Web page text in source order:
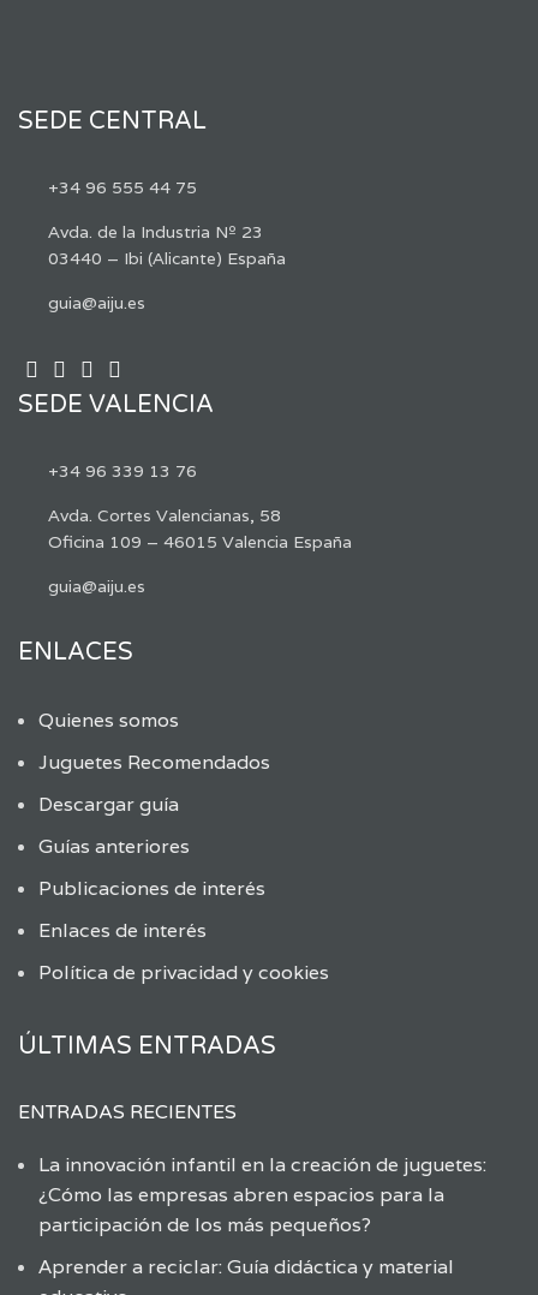
SEDE CENTRAL
+34 96 555 44 75
Avda. de la Industria Nº 23
03440 – Ibi (Alicante) España
guia@aiju.es
SEDE VALENCIA
+34 96 339 13 76
Avda. Cortes Valencianas, 58
Oficina 109 – 46015 Valencia España
guia@aiju.es
ENLACES
Quienes somos
Juguetes Recomendados
Descargar guía
Guías anteriores
Publicaciones de interés
Enlaces de interés
Política de privacidad y cookies
ÚLTIMAS ENTRADAS
ENTRADAS RECIENTES
La innovación infantil en la creación de juguetes:
¿Cómo las empresas abren espacios para la
participación de los más pequeños?
Aprender a reciclar: Guía didáctica y material